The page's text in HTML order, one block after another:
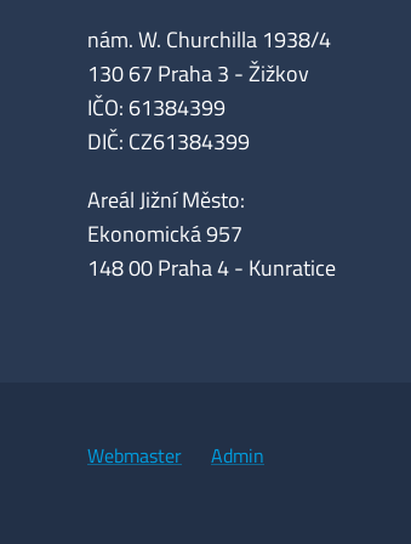
nám. W. Churchilla 1938/4
130 67 Praha 3 - Žižkov
IČO: 61384399
DIČ: CZ61384399
Areál Jižní Město:
Ekonomická 957
148 00 Praha 4 - Kunratice
Webmaster Admin